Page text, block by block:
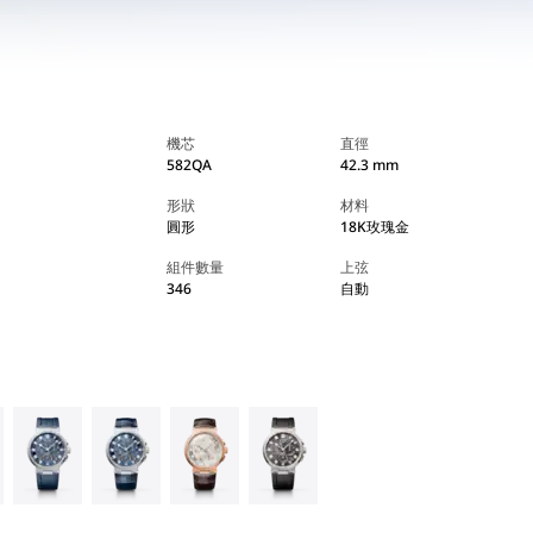
機芯
582QA
直徑
42.3 mm
形狀
圓形
材料
18K玫瑰金
組件數量
346
上弦
自動